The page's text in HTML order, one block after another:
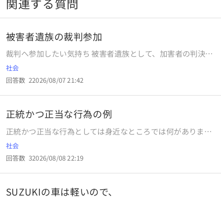
被害者遺族の裁判参加
裁判へ参加したい気持ち 被害者遺族として、加害者の判決を
決める裁判に参加したい気持ち 皆様は理解出来ますか？ な
ぜ参加したいと思うのでしょうか？
社会
回答数 22026/08/07 21:42
正統かつ正当な行為の例
正統かつ正当な行為としては身近なところでは何があります
か？
社会
回答数 32026/08/08 22:19
SUZUKIの車は軽いので、